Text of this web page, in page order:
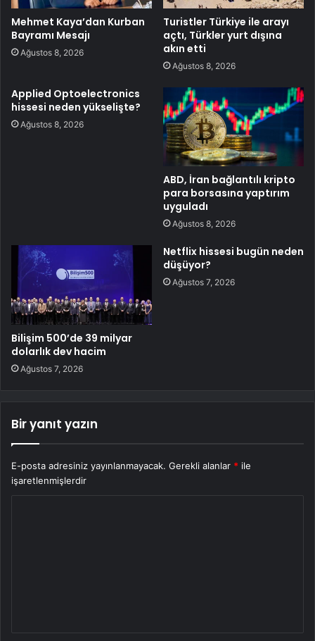
Mehmet Kaya’dan Kurban
Bayramı Mesajı
Ağustos 8, 2026
Turistler Türkiye ile arayı
açtı, Türkler yurt dışına
akın etti
Ağustos 8, 2026
Applied Optoelectronics
hissesi neden yükselişte?
Ağustos 8, 2026
ABD, İran bağlantılı kripto
para borsasına yaptırım
uyguladı
Ağustos 8, 2026
Bilişim 500’de 39 milyar
dolarlık dev hacim
Ağustos 7, 2026
Netflix hissesi bugün neden
düşüyor?
Ağustos 7, 2026
Bir yanıt yazın
E-posta adresiniz yayınlanmayacak. Gerekli alanlar * ile
işaretlenmişlerdir